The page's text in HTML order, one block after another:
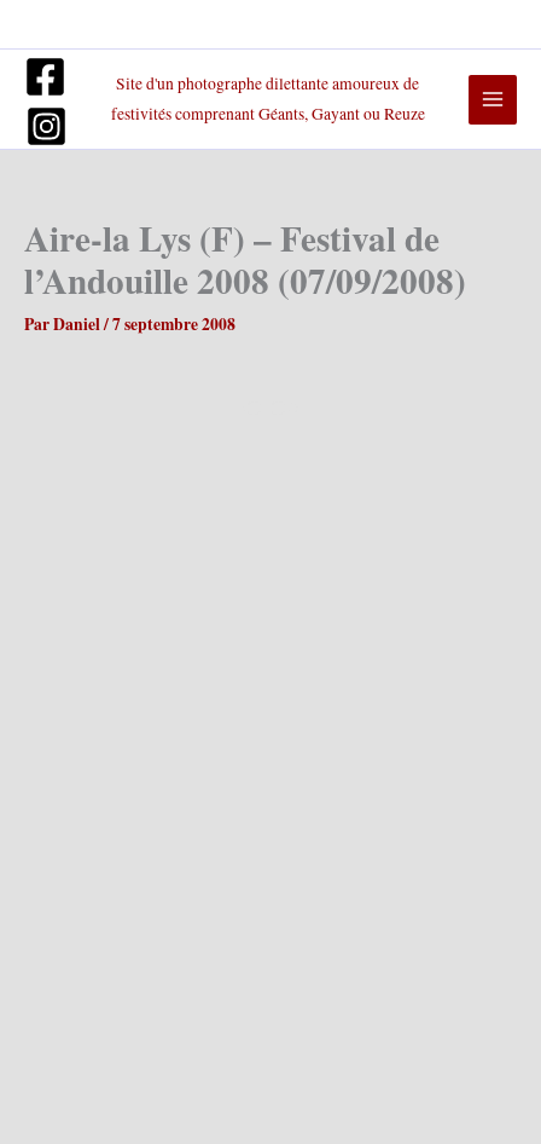
contenu
Site d'un photographe dilettante amoureux de
festivités comprenant Géants, Gayant ou Reuze
Aire-la Lys (F) – Festival de
l’Andouille 2008 (07/09/2008)
ParDaniel/7 septembre 2008